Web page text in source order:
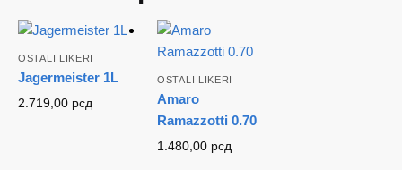
OSTALI LIKERI
Jagermeister 1L
2.719,00 рсд
OSTALI LIKERI
Amaro
Ramazzotti 0.70
1.480,00 рсд